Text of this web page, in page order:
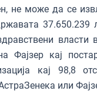
не може да се
37.650.239
власти
Фајзер кај
кај 98,8
или